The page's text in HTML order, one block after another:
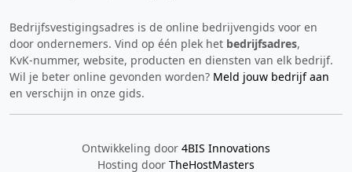
Bedrijfsvestigingsadres is de online bedrijvengids voor en
door ondernemers. Vind op één plek het bedrijfsadres,
KvK‑nummer, website, producten en diensten van elk bedrijf.
Wil je beter online gevonden worden? Meld jouw bedrijf aan
en verschijn in onze gids.
Ontwikkeling door 4BIS Innovations
Hosting door TheHostMasters
Hi 👋 We horen graag uw feedback!